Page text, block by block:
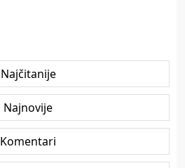
Najčitanije
Najnovije
Komentari